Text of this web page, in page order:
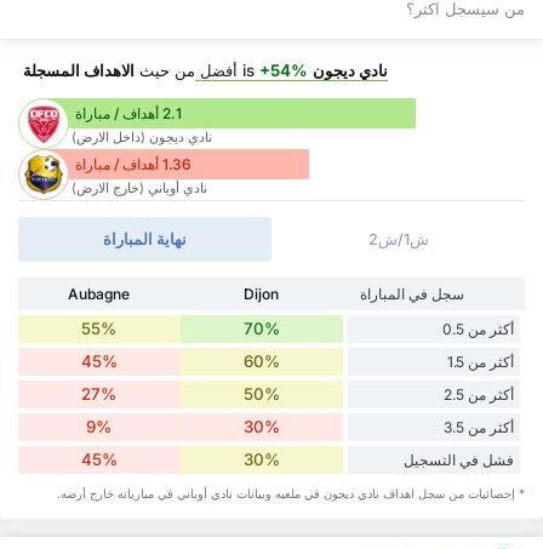
من سيسجل اكثر؟
نادي ديجون +54% أفضل من حيث الاهداف المسجلة
2.1 أهداف / مباراة
نادي ديجون (داخل الارض)
1.36 أهداف / مباراة
نادي أوباني (خارج الارض)
نهاية المباراة ش1/ش2
سجل في المباراة Dijon
Aubagne
أكثر من 0.5
70%
55%
أكثر من 1.5 60%
45%
أكثر من 2.5 50%
27%
أكثر من 3.5 30%
9%
فشل في التسجيل 30%
45%
* إحصائيات من سجل اهداف نادي ديجون في ملعبه وبيانات نادي أوباني في مبارياته خارج أرضه.